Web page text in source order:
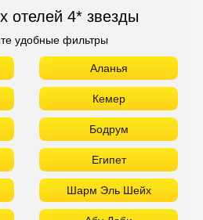
Шарм Эль Шейх
Абу Даби
Аджман
Фуджейра
Паттайя
Краби